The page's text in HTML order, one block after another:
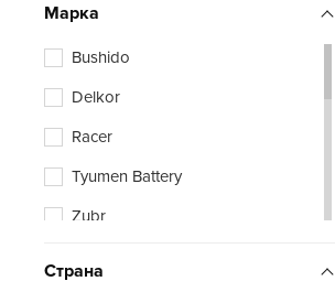
Марка
Bushido
Delkor
Racer
Tyumen Battery
Zubr
Страна